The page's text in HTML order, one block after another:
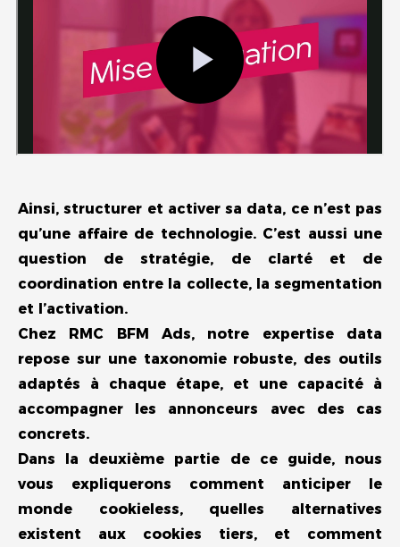
Ainsi, structurer et activer sa data, ce n’est pas
qu’une affaire de technologie. C’est aussi une
question de stratégie, de clarté et de
coordination entre la collecte, la segmentation
et l’activation.
Chez RMC BFM Ads, notre expertise data
repose sur une taxonomie robuste, des outils
adaptés à chaque étape, et une capacité à
accompagner les annonceurs avec des cas
concrets.
Dans la deuxième partie de ce guide, nous
vous expliquerons comment anticiper le
monde cookieless, quelles alternatives
existent aux cookies tiers, et comment